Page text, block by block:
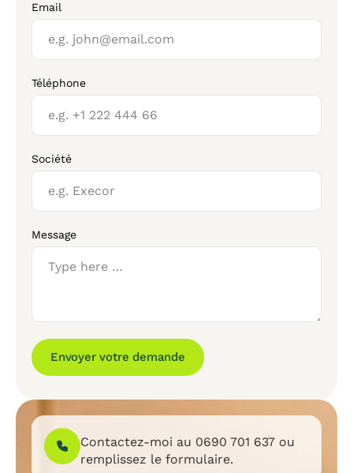
Email
Téléphone
Société
Message
Envoyer votre demande
Contactez-moi au 0690 701 637 ou
remplissez le formulaire.